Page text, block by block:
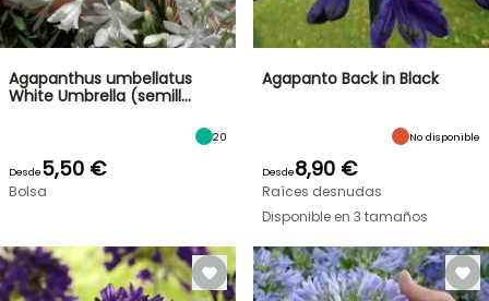
Agapanthus umbellatus
White Umbrella (semill…
20
Desde5,50 €
Bolsa
Agapanto Back in Black
No disponible
Desde8,90 €
Raíces desnudas
Disponible en 3 tamaños